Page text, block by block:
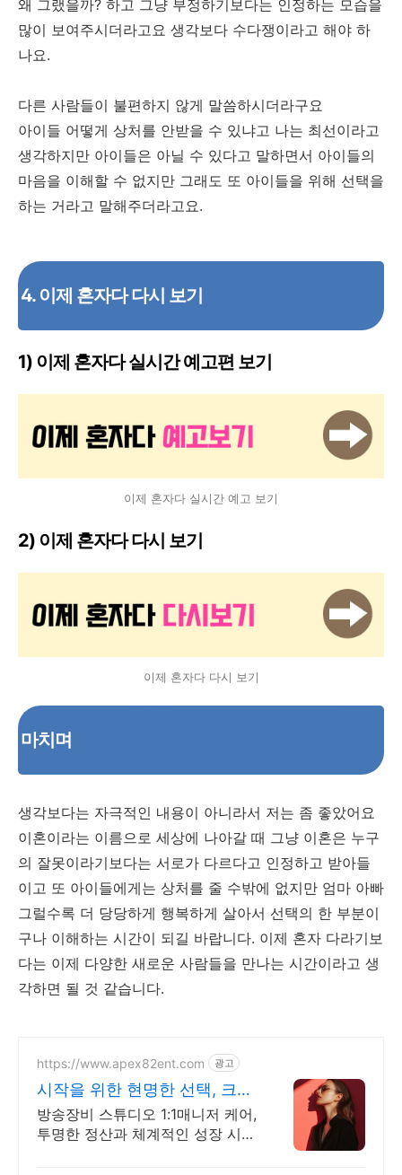
왜 그랬을까? 하고 그냥 부정하기보다는 인정하는 모습을
많이 보여주시더라고요 생각보다 수다쟁이라고 해야 하
나요.
다른 사람들이 불편하지 않게 말씀하시더라구요
아이들 어떻게 상처를 안받을 수 있냐고 나는 최선이라고
생각하지만 아이들은 아닐 수 있다고 말하면서 아이들의
마음을 이해할 수 없지만 그래도 또 아이들을 위해 선택을
하는 거라고 말해주더라고요.
4. 이제 혼자다 다시 보기
1) 이제 혼자다 실시간 예고편 보기
이제 혼자다 실시간 예고 보기
2) 이제 혼자다 다시 보기
이제 혼자다 다시 보기
마치며
생각보다는 자극적인 내용이 아니라서 저는 좀 좋았어요
이혼이라는 이름으로 세상에 나아갈 때 그냥 이혼은 누구
의 잘못이라기보다는 서로가 다르다고 인정하고 받아들
이고 또 아이들에게는 상처를 줄 수밖에 없지만 엄마 아빠
그럴수록 더 당당하게 행복하게 살아서 선택의 한 부분이
구나 이해하는 시간이 되길 바랍니다. 이제 혼자 다라기보
다는 이제 다양한 새로운 사람들을 만나는 시간이라고 생
각하면 될 것 같습니다.
https://www.apex82ent.com 광고
시작을 위한 현명한 선택, 크리
에이터, BJ 상시 모집
방송장비 스튜디오 1:1매니저 케어,
투명한 정산과 체계적인 성장 시스